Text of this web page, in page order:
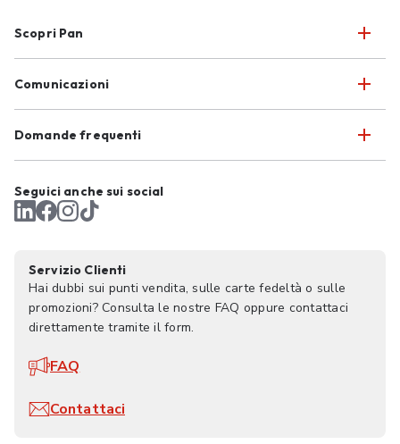
Scopri Pan
Comunicazioni
Domande frequenti
Seguici anche sui social
Servizio Clienti
Hai dubbi sui punti vendita, sulle carte fedeltà o sulle
promozioni? Consulta le nostre FAQ oppure contattaci
direttamente tramite il form.
FAQ
Contattaci